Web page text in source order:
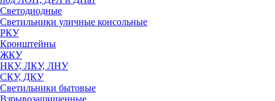
Светодиодные
Светильники уличные консольные
РКУ
Кронштейны
ЖКУ
НКУ, ЛКУ, ЛНУ
СКУ, ДКУ
Светильники бытовые
Взрывозащищенные